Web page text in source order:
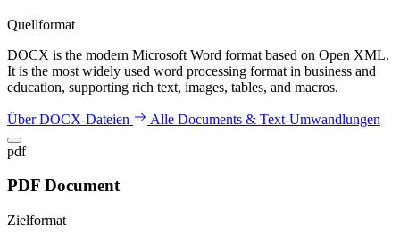
Quellformat
DOCX is the modern Microsoft Word format based on Open XML.
It is the most widely used word processing format in business and
education, supporting rich text, images, tables, and macros.
Über DOCX-Dateien Alle Documents & Text-Umwandlungen
pdf
PDF Document
Zielformat